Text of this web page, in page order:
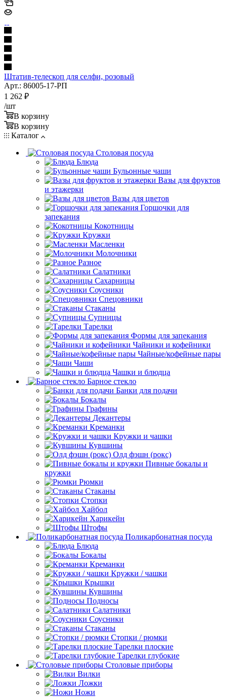
Штатив-телескоп для селфи, розовый
Арт.: 86005-17-РП
1 262 ₽
/шт
В корзину
В корзину
Каталог
Столовая посуда
Блюда
Бульонные чаши
Вазы для фруктов
и этажерки
Вазы для цветов
Горшочки для
запекания
Кокотницы
Кружки
Масленки
Молочники
Разное
Салатники
Сахарницы
Соусники
Спецовники
Стаканы
Супницы
Тарелки
Формы для запекания
Чайники и кофейники
Чайные/кофейные пары
Чаши
Чашки и блюдца
Барное стекло
Банки для подачи
Бокалы
Графины
Декантеры
Креманки
Кружки и чашки
Кувшины
Олд фэшн (рокс)
Пивные бокалы и
кружки
Рюмки
Стаканы
Стопки
Хайбол
Харикейн
Штофы
Поликарбонатная посуда
Блюда
Бокалы
Креманки
Кружки / чашки
Крышки
Кувшины
Подносы
Салатники
Соусники
Стаканы
Стопки / рюмки
Тарелки плоские
Тарелки глубокие
Столовые приборы
Вилки
Ложки
Ножи